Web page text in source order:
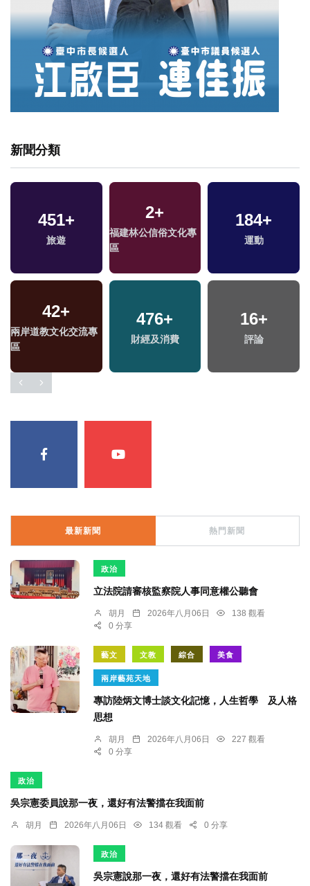
新聞分類
451+
旅遊
2+
福建林公信俗文化專
區
184+
運動
42+
兩岸道教文化交流專
區
476+
財經及消費
16+
評論
最新新聞 熱門新聞
政治
立法院請審核監察院人事同意權公聽會
胡月 2026年八月06日
138 觀看
0 分享
藝文 文教 綜合 美食
兩岸藝苑天地
專訪陸炳文博士談文化記憶，人生哲學 及人格
思想
胡月 2026年八月06日
227 觀看
0 分享
政治
吳宗憲委員說那一夜，還好有法警擋在我面前
胡月 2026年八月06日 134 觀看 0 分享
政治
吳宗憲說那一夜，還好有法警擋在我面前